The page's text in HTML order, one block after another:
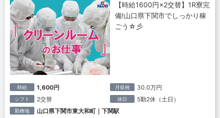
【時給1600円×2交替】1R寮完
備!山口県下関市でしっかり稼
ごう☆彡
時給 1,600円 月収例 30.0万円
シフト 2交替 休日 5勤2休（土日）
勤務地 山口県下関市東大和町｜下関駅